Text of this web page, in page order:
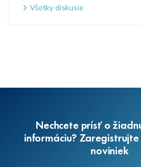
webovom sídle
Všetky diskusie
Nechcete prísť o
informáciu?
noviniek